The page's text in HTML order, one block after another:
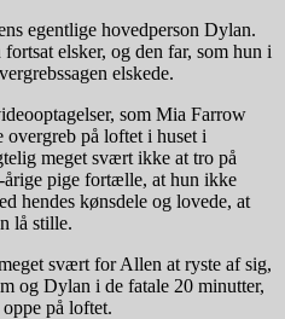
egentlige hovedperson Dylan.
elsker, og den far, som hun i
elskede.
som Mia Farrow
overgreb på loftet i huset i
meget svært ikke at tro på
årige pige fortælle, at hun ikke
hendes kønsdele og lovede, at
lå stille.
svært for Allen at ryste af sig,
og Dylan i de fatale 20 minutter,
på loftet.